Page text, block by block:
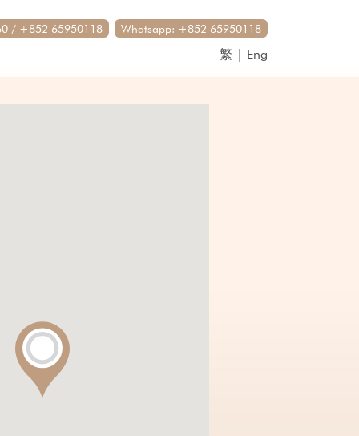
/ +852 65950118 Whatsapp: +852 65950118
繁 | Eng